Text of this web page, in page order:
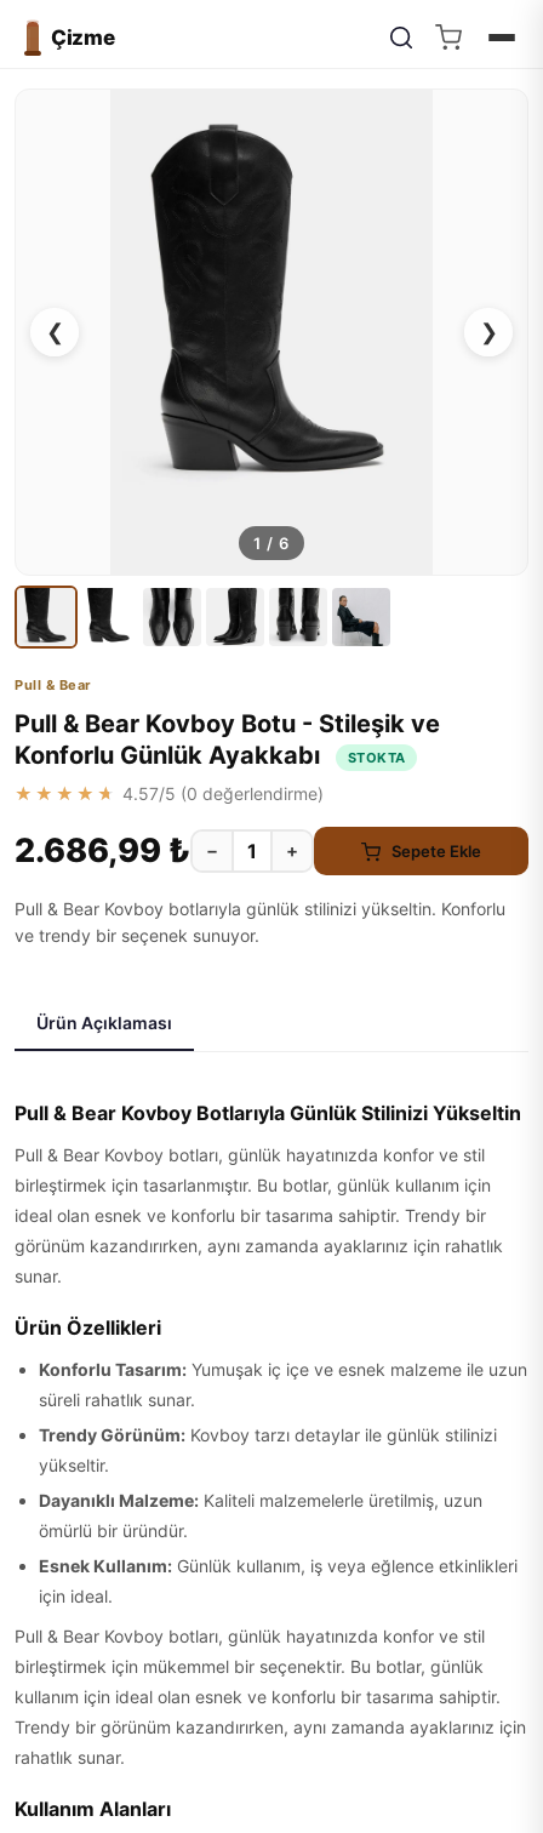
Çizme
❮ ❯
1 / 6
Pull & Bear
Pull & Bear Kovboy Botu - Stileşik ve
Konforlu Günlük Ayakkabı
STOKTA
★★★★★ 4.57/5 (0 değerlendirme)
2.686,99 ₺ − + Sepete Ekle
Pull & Bear Kovboy botlarıyla günlük stilinizi yükseltin. Konforlu
ve trendy bir seçenek sunuyor.
Ürün Açıklaması
Pull & Bear Kovboy Botlarıyla Günlük Stilinizi Yükseltin
Pull & Bear Kovboy botları, günlük hayatınızda konfor ve stil
birleştirmek için tasarlanmıştır. Bu botlar, günlük kullanım için
ideal olan esnek ve konforlu bir tasarıma sahiptir. Trendy bir
görünüm kazandırırken, aynı zamanda ayaklarınız için rahatlık
sunar.
Ürün Özellikleri
Konforlu Tasarım: Yumuşak iç içe ve esnek malzeme ile uzun
süreli rahatlık sunar.
Trendy Görünüm: Kovboy tarzı detaylar ile günlük stilinizi
yükseltir.
Dayanıklı Malzeme: Kaliteli malzemelerle üretilmiş, uzun
ömürlü bir üründür.
Esnek Kullanım: Günlük kullanım, iş veya eğlence etkinlikleri
için ideal.
Pull & Bear Kovboy botları, günlük hayatınızda konfor ve stil
birleştirmek için mükemmel bir seçenektir. Bu botlar, günlük
kullanım için ideal olan esnek ve konforlu bir tasarıma sahiptir.
Trendy bir görünüm kazandırırken, aynı zamanda ayaklarınız için
rahatlık sunar.
Kullanım Alanları